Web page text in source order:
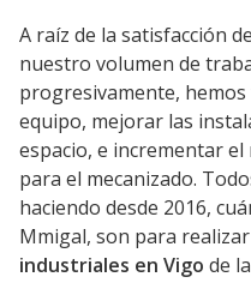
A raíz de la satisfacción
nuestro volumen de
progresivamente,
equipo, mejorar las
espacio, e incrementar
para el mecanizado.
haciendo desde 2016,
Mmigal, son para realizar
industriales en Vigo de